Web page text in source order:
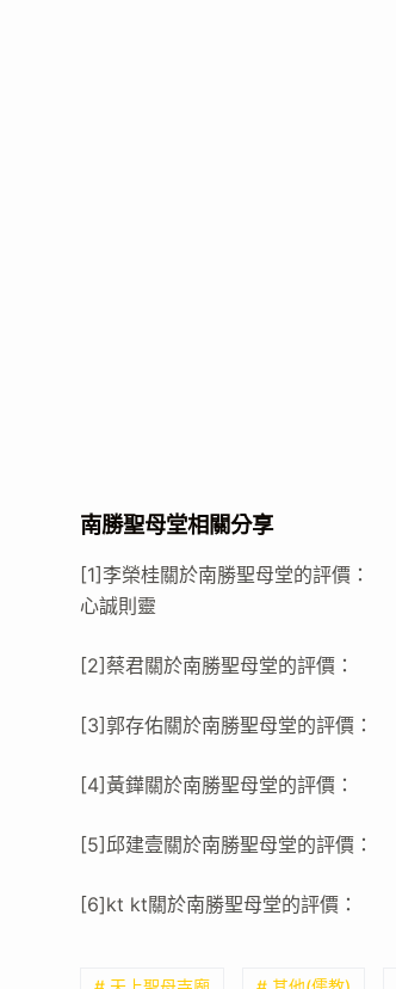
南勝聖母堂相關分享
[1]李榮桂關於南勝聖母堂的評價：
心誠則靈
[2]蔡君關於南勝聖母堂的評價：
[3]郭存佑關於南勝聖母堂的評價：
[4]黃鏵關於南勝聖母堂的評價：
[5]邱建壹關於南勝聖母堂的評價：
[6]kt kt關於南勝聖母堂的評價：